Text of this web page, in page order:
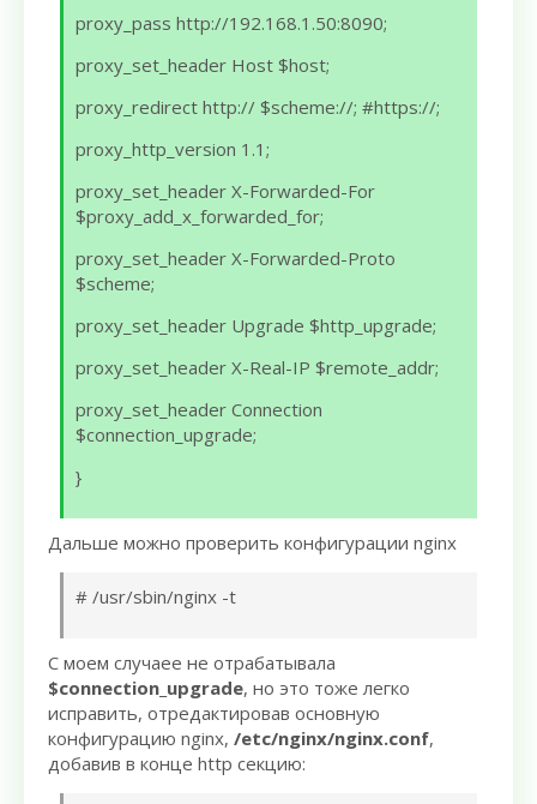
proxy_pass http://192.168.1.50:8090;
proxy_set_header Host $host;
proxy_redirect http:// $scheme://; #https://;
proxy_http_version 1.1;
proxy_set_header X-Forwarded-For
$proxy_add_x_forwarded_for;
proxy_set_header X-Forwarded-Proto
$scheme;
proxy_set_header Upgrade $http_upgrade;
proxy_set_header X-Real-IP $remote_addr;
proxy_set_header Connection
$connection_upgrade;
}
Дальше можно проверить конфигурации nginx
# /usr/sbin/nginx -t
С моем случаее не отрабатывала
$connection_upgrade, но это тоже легко
исправить, отредактировав основную
конфигурацию nginx, /etc/nginx/nginx.conf,
добавив в конце http секцию: